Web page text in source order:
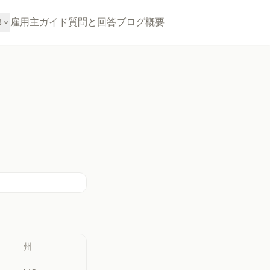
雇用主ガイド質問と回答ブログ概要
州